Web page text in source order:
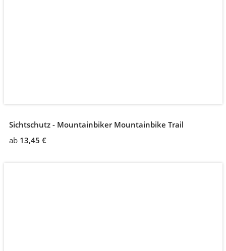
Sichtschutz - Mountainbiker Mountainbike Trail
ab 13,45 €